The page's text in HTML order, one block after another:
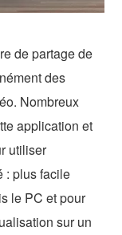
de partage de
des
Nombreux
application et
utiliser
: plus facile
le PC et pour
sur un